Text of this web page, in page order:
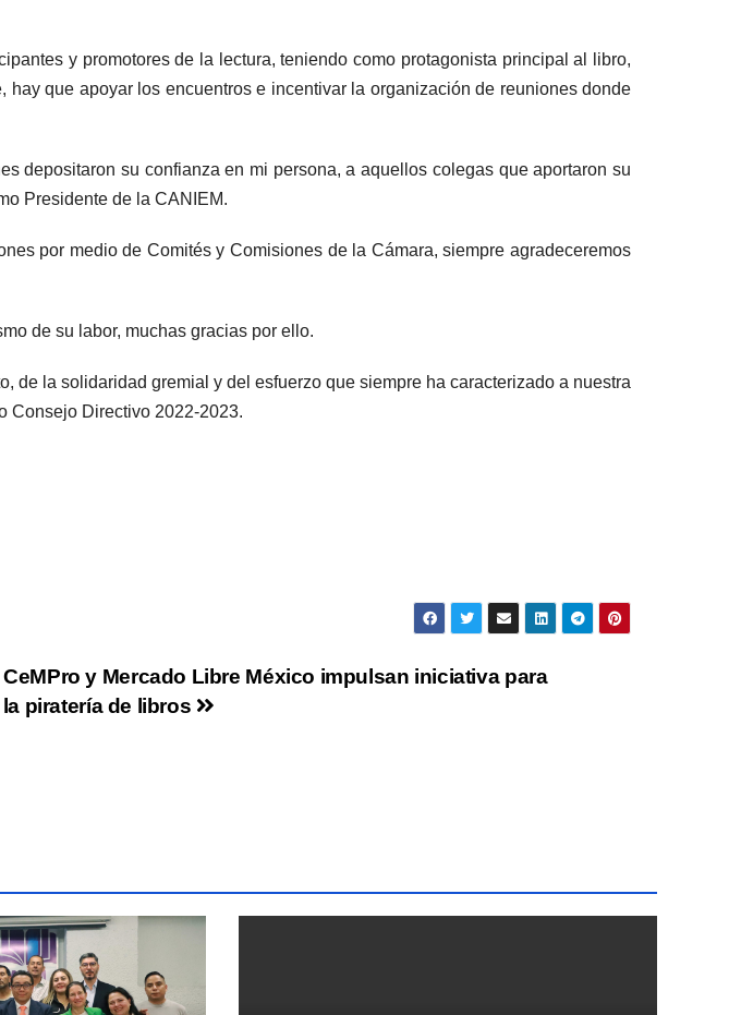
y promotores de la lectura, teniendo como protagonista principal al libro,
que apoyar los encuentros e incentivar la organización de reuniones donde
depositaron su confianza en mi persona, a aquellos colegas que aportaron su
Presidente de la CANIEM.
por medio de Comités y Comisiones de la Cámara, siempre agradeceremos
de su labor, muchas gracias por ello.
de la solidaridad gremial y del esfuerzo que siempre ha caracterizado a nuestra
Consejo Directivo 2022-2023.
CeMPro y Mercado Libre México impulsan iniciativa para
piratería de libros